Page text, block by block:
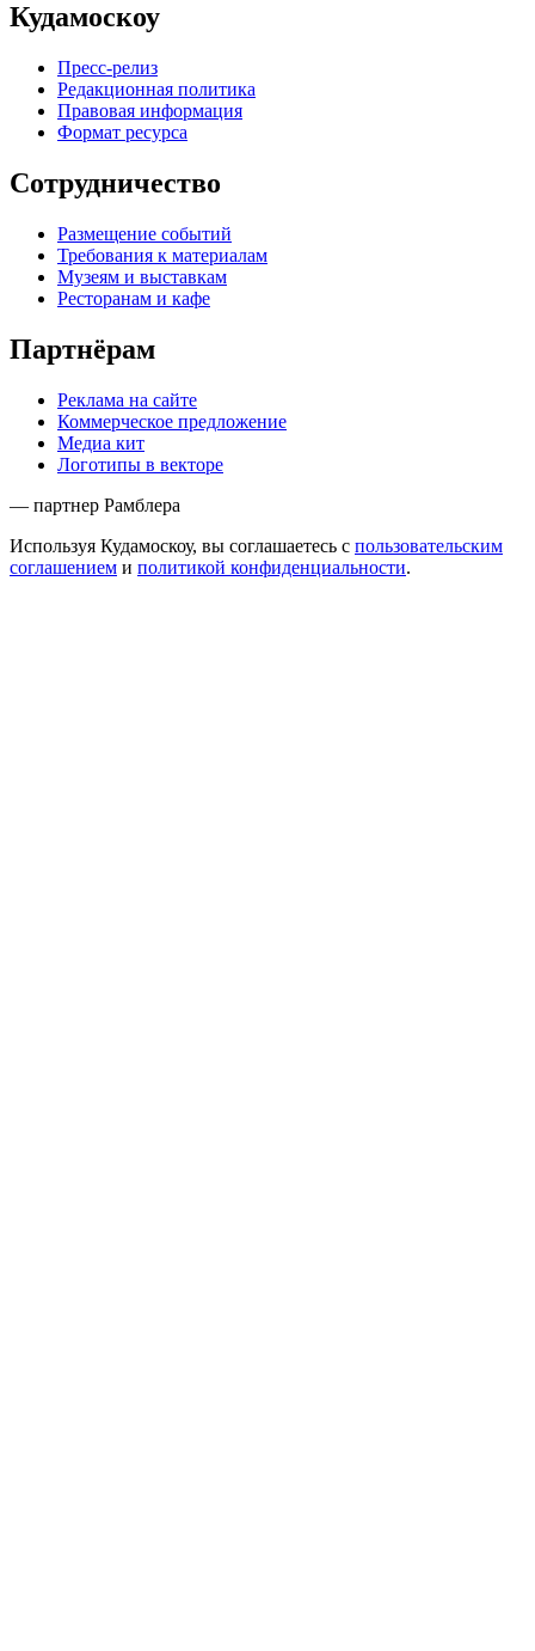
Кудамоскоу
Пресс-релиз
Редакционная политика
Правовая информация
Формат ресурса
Сотрудничество
Размещение событий
Требования к материалам
Музеям и выставкам
Ресторанам и кафе
Партнёрам
Реклама на сайте
Коммерческое предложение
Медиа кит
Логотипы в векторе
— партнер Рамблера
Используя Кудамоскоу, вы соглашаетесь с пользовательским
соглашением и политикой конфиденциальности.